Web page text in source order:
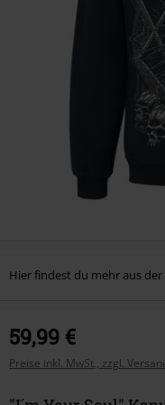
Hier findest du mehr aus
59,99 €
Preise inkl. MwSt., zzgl.